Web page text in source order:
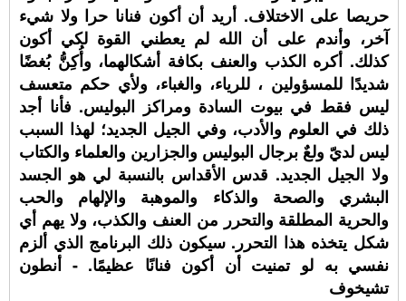
حريصا على الاختلاف. أريد أن أكون فنانا حرا ولا شيء
آخر، وأندم على أن الله لم يعطني القوة لكي أكون
كذلك. أكره الكذب والعنف بكافة أشكالهما، وأُكِنُّ بُغضًا
شديدًا للمسؤولين ، للرياء، والغباء، ولأي حكم متعسف
ليس فقط في بيوت السادة ومراكز البوليس. فأنا أجد
ذلك في العلوم والأدب، وفي الجيل الجديد؛ لهذا السبب
ليس لديّ ولعٌ برجال البوليس والجزارين والعلماء والكتاب
ولا الجيل الجديد. قدس الأقداس بالنسبة لي هو الجسد
البشري والصحة والذكاء والموهبة والإلهام والحب
والحرية المطلقة والتحرر من العنف والكذب، ولا يهم أي
شكل يتخذه هذا التحرر. سيكون ذلك البرنامج الذي ألزم
نفسي به لو تمنيت أن أكون فنانًا عظيمًا. - أنطون
تشيخوف